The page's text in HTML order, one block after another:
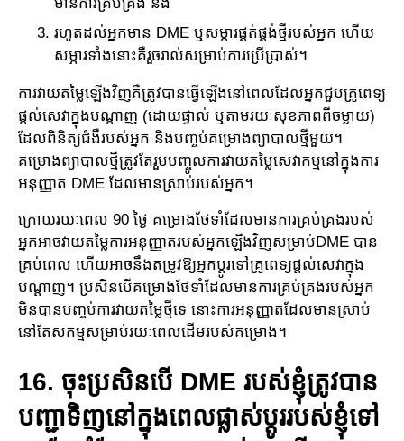
រហូតដល់អ្នកមាន DME ឬសម្ភារផ្គត់ផ្គង់ថ្មីរបស់អ្នក ហើយ
សម្ភារ​ទាំងនោះគឺរួចរាល់សម្រាប់​ការ​ប្រើប្រាស់។
ការវាយតម្លៃឡើងវិញគឺត្រូវបានធ្វើឡើងនៅពេលដែលអ្នកជួប​គ្រូពេទ្យ​
ផ្តល់​សេវាក្នុងបណ្តាញ (ដោយ​ផ្ទាល់​ ឬតាមរយៈសុខភាពពីចម្ងាយ)
ដែលពិនិត្យជំងឺរបស់អ្នក និងបញ្ចប់គម្រោង​ព្យាបាលថ្មីមួយ។
គម្រោង​ព្យាបាលថ្មីត្រូវតែរួមបញ្ចូលការវាយតម្លៃសេវាកម្មនៅក្នុងការ
អនុញ្ញាត DME ដែល​មាន​ស្រាប់​របស់​អ្នក។
ក្រោយរយៈពេល 90 ថ្ងៃ គម្រោងថែទាំដែលមានការគ្រប់គ្រងរបស់​
អ្នក​អាចវាយ​តម្លៃការអនុញ្ញាតរបស់​អ្នក​ឡើង​វិញសម្រាប់DME បាន
គ្រប់ពេល ហើយអាចនឹងតម្រូវឱ្យអ្នកប្តូរទៅគ្រូពេទ្យ​ផ្តល់​សេវា​ក្នុង​
បណ្តាញ​។ ប្រសិនបើគម្រោងថែទាំដែលមានការគ្រប់គ្រងរបស់អ្នក
មិនបាន​បញ្ចប់ការវាយតម្លៃថ្មីទេ នោះ​ការ​អនុញ្ញាត​ដែលមានស្រាប់
នៅតែសកម្មសម្រាប់រយៈពេលដើមរបស់គម្រោង។
16. ចុះប្រសិនបើ DME របស់ខ្ញុំត្រូវបាន
បញ្ជាទិញនៅក្នុងពេលផ្លាស់​​ប្តូរ​របស់​ខ្ញុំទៅ